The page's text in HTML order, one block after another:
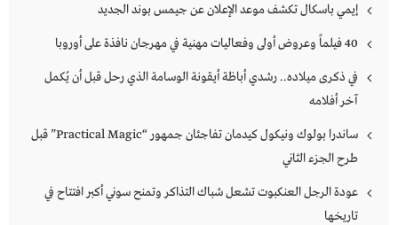
إيمي باسكال تكشف موعد الإعلان عن جيمس بوند الجديد
40 فيلماً وعروض أولى وفعاليات مهنية في مهرجان نافذة على أوروبا
في ذكرى ميلاده.. رشدي أباظة أيقونة الوسامة الذي رحل قبل أن يُكمل
آخر أفلامه
ساندرا بولوك ونيكول كيدمان تفاجئان جمهور “Practical Magic” قبل
طرح الجزء الثاني
عودة الرجل العنكبوت تشعل شباك التذاكر وتمنح سوني أكبر افتتاح في
تاريخها